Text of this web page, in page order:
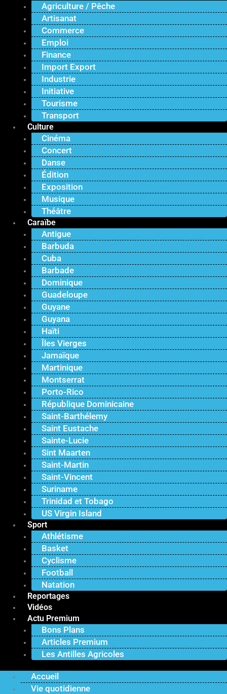
Agriculture / Pêche
Artisanat
Commerce
Emploi
Finance
Import Export
Industrie
Initiative
Tourisme
Transport
Culture
Cinéma
Concert
Danse
Édition
Exposition
Musique
Théâtre
Caraïbe
Antigue
Barbuda
Cuba
Barbade
Dominique
Guadeloupe
Guyane
Guyana
Haïti
Îles Vierges
Jamaïque
Martinique
Montserrat
Porto-Rico
République Dominicaine
Saint-Barthélemy
Saint Eustache
Sainte-Lucie
Sint Maarten
Saint-Martin
Saint-Vincent
Suriname
Trinidad et Tobago
US Virgin Island
Sport
Athlétisme
Basket
Cyclisme
Football
Natation
Reportages
Vidéos
Actu Premium
Bons Plans
Articles Premium
Les Antilles Agricoles
Accueil
Vie quotidienne